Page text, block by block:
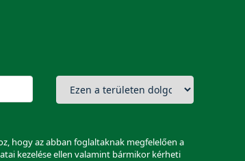
hogy az abban foglaltaknak megfelelően a
kezelése ellen valamint bármikor kérheti